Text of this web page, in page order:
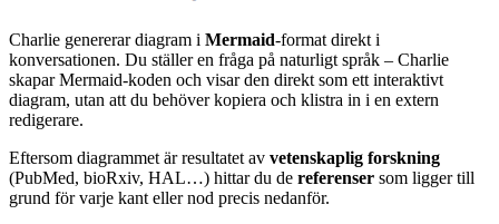
Charlie genererar diagram i Mermaid-format direkt i
konversationen. Du ställer en fråga på naturligt språk – Charlie
skapar Mermaid-koden och visar den direkt som ett interaktivt
diagram, utan att du behöver kopiera och klistra in i en extern
redigerare.
Eftersom diagrammet är resultatet av vetenskaplig forskning
(PubMed, bioRxiv, HAL…) hittar du de referenser som ligger till
grund för varje kant eller nod precis nedanför.